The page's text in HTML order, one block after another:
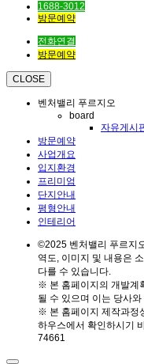
1688-3012
방문예약
전화연결
방문예약
CLOSE
벤처밸리 푸르지오
board
자유게시
방문예약
사업개요
입지환경
프리미엄
단지안내
평형안내
인테리어
©2025 벤처밸리 푸르지
역도, 이미지 및 내용은
다를 수 있습니다.
※ 본 홈페이지의 개발계
될 수 있으며 이는 당사
※ 본 홈페이지 제작과정
하우스에서 확인하시기
74661